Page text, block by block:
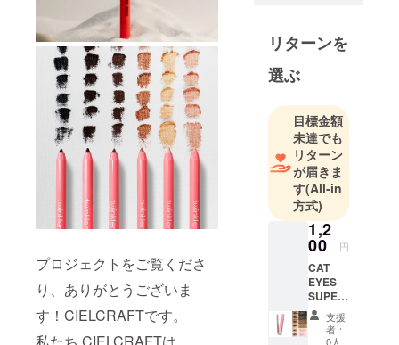
プロジェクトをご覧くださ
り、ありがとうございま
す！CIELCRAFTです。
私たち CIELCRAFTは、
ジ・くずれ
にくく高品
質、ワクワ
的な韓国コ
スメの開発
販売をして
いきます。
添付URLの
ウェブサイ
トは別部門
【シルバー
アクセサ
リー/レザー
クラフト部
品】のサイ
リターンを
選ぶ
目標金額
未達でも
リターン
が届きま
す(All-in
方式)
1,2
00 円
CAT
EYES
SUPER
PENCIL
1本
6Color
支援
者：
0人